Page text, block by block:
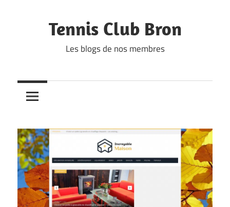
Tennis Club Bron
Les blogs de nos membres